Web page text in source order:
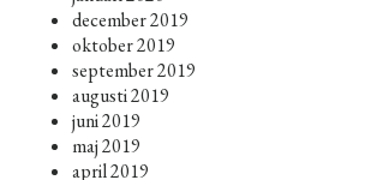
december 2019
oktober 2019
september 2019
augusti 2019
juni 2019
maj 2019
april 2019